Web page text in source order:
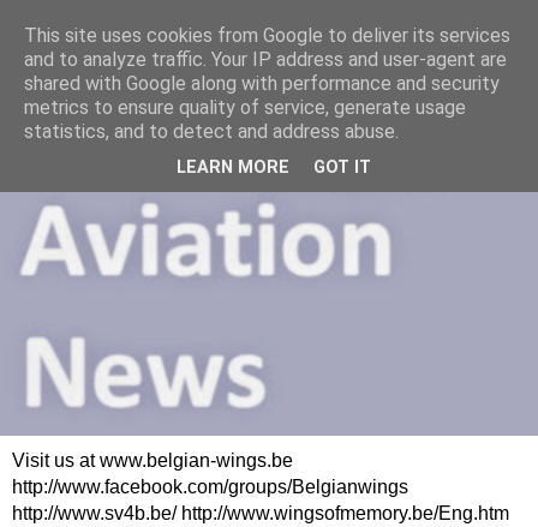
Visit us at www.belgian-wings.be
http://www.facebook.com/groups/Belgianwings
http://www.sv4b.be/ http://www.wingsofmemory.be/Eng.htm
This site uses cookies from Google to deliver its services
and to analyze traffic. Your IP address and user-agent are
shared with Google along with performance and security
metrics to ensure quality of service, generate usage
statistics, and to detect and address abuse.
LEARN MORE GOT IT